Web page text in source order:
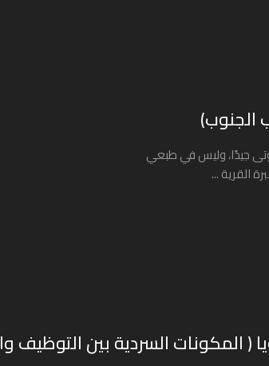
الجنوب)
جيدًا، وليس في طبعي
القرية ...
( المكونات السردية بين التوظيف